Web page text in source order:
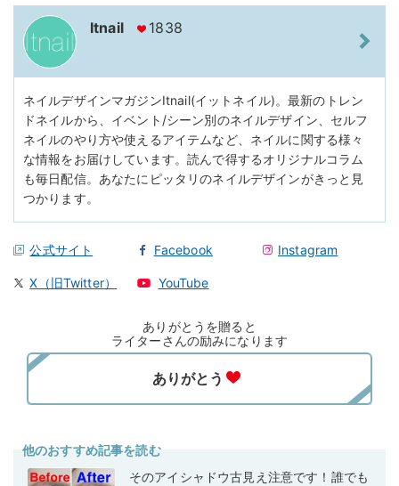
Itnail 1838
ネイルデザインマガジンItnail(イットネイル)。最新のトレン
ドネイルから、イベント/シーン別のネイルデザイン、セルフ
ネイルのやり方や使えるアイテムなど、ネイルに関する様々
な情報をお届けしています。読んで得するオリジナルコラム
も毎日配信。あなたにピッタリのネイルデザインがきっと見
つかります。
公式サイト Facebook Instagram
X（旧Twitter） YouTube
ありがとうを贈ると
ライターさんの励みになります
他のおすすめ記事を読む
そのアイシャドウ古見え注意です！誰でも